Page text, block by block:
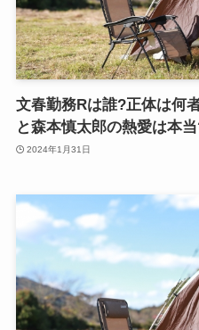
文春勤務Rは誰?正体は何
と森本慎太郎の熱愛は本
2024年1月31日